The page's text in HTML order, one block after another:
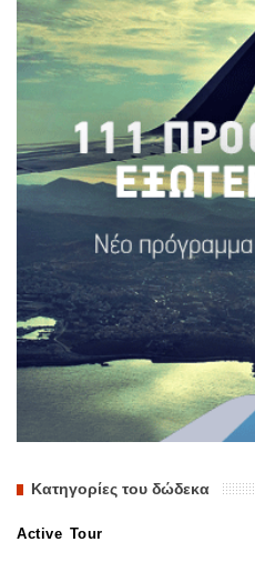
Κατηγορίες του δώδεκα
Active Tour